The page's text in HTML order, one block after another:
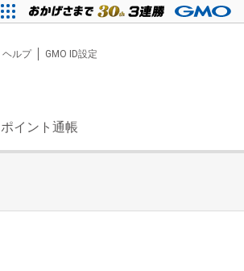
ヘルプ GMO ID設定
ポイント通帳